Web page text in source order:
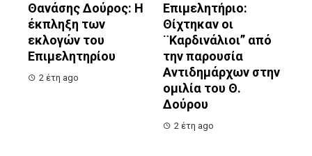
Θανάσης Δούρος: Η
έκπληξη των
εκλογών του
Επιμελητηρίου
2 έτη ago
Επιμελητήριο:
Θίχτηκαν οι
¨Καρδινάλιοι” από
την παρουσία
Αντιδημάρχων στην
ομιλία του Θ.
Δούρου
2 έτη ago